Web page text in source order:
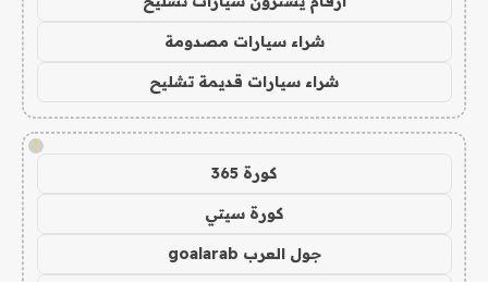
شراء سيارات مصدومة
شراء سيارات قديمة تشليح
!
كورة 365
كورة سيتي
جول العرب goalarab